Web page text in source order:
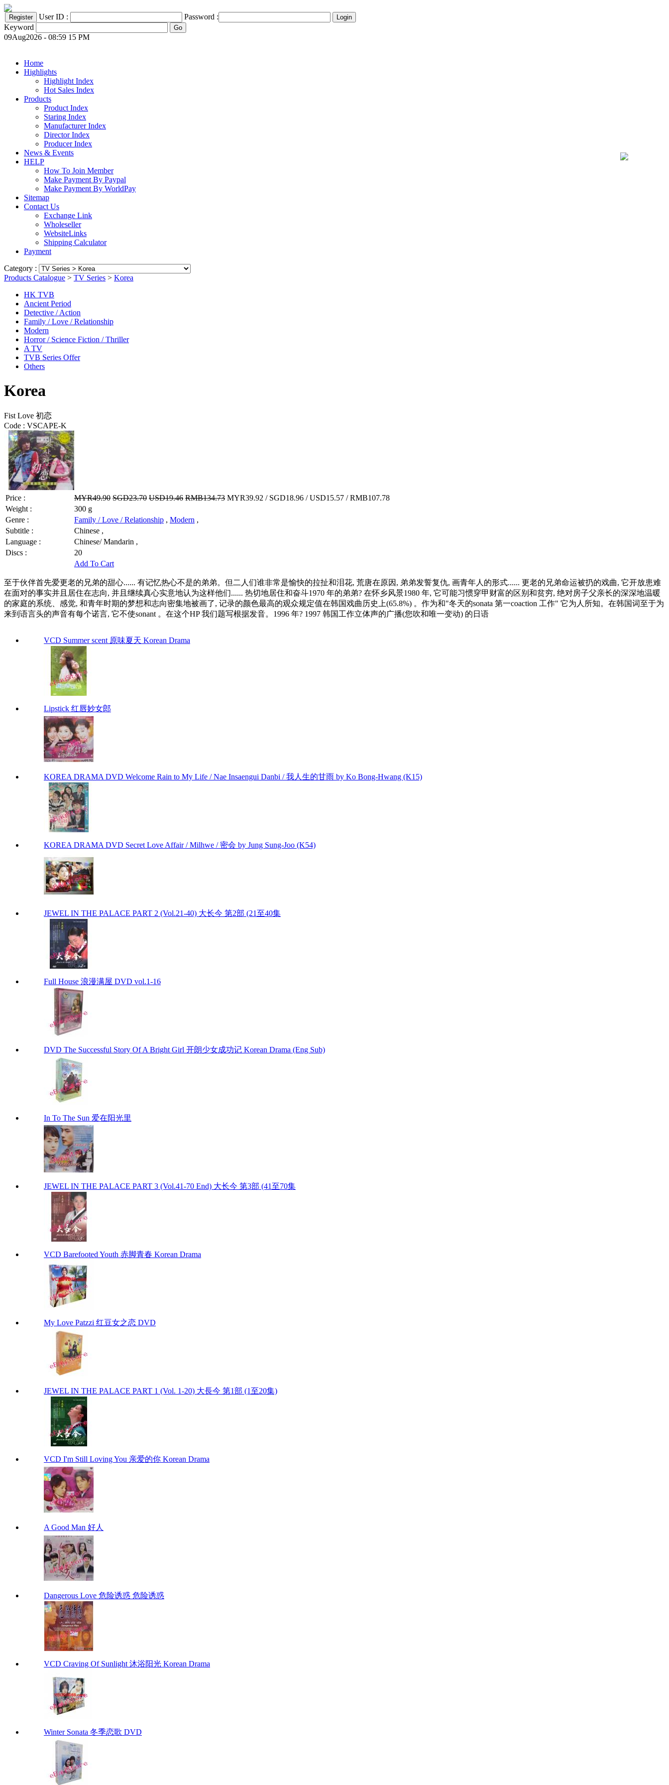
User ID :
Password :
Keyword
09Aug2026 - 08:59 15 PM
Home
Highlights
Highlight Index
Hot Sales Index
Products
Product Index
Staring Index
Manufacturer Index
Director Index
Producer Index
News & Events
HELP
How To Join Member
Make Payment By Paypal
Make Payment By WorldPay
Sitemap
Contact Us
Exchange Link
Wholeseller
WebsiteLinks
Shipping Calculator
Payment
Category :
Products Catalogue > TV Series > Korea
HK TVB
Ancient Period
Detective / Action
Family / Love / Relationship
Modern
Horror / Science Fiction / Thriller
A TV
TVB Series Offer
Others
Korea
Fist Love 初恋
Code : VSCAPE-K
Price : MYR49.90 SGD23.70 USD19.46 RMB134.73 MYR39.92 / SGD18.96 / USD15.57 / RMB107.78
Weight :
300 g
Genre :
Family / Love / Relationship , Modern ,
Subtitle :
Chinese ,
Language :
Chinese/ Mandarin ,
Discs :
20
Add To Cart
至于伙伴首先爱更老的兄弟的甜心...... 有记忆热心不是的弟弟。但二人们谁非常是愉快的拉扯和泪花, 荒唐在原因, 弟弟发誓复仇, 画青年人的形式...... 更老的兄弟命运被扔的戏曲, 它开放患难
在面对的事实并且居住在志向, 并且继续真心实意地认为这样他们...... 热切地居住和奋斗1970 年的弟弟? 在怀乡风景1980 年, 它可能习惯穿甲财富的区别和贫穷, 绝对房子父亲长的深深地温暖
的家庭的系统、感觉, 和青年时期的梦想和志向密集地被画了, 记录的颜色最高的观众规定值在韩国戏曲历史上(65.8%) 。作为和"冬天的sonata 第一coaction 工作" 它为人所知。在韩国词至于为
来到语言头的声音有每个诺言, 它不使sonant 。在这个HP 我们题写根据发音。1996 年? 1997 韩国工作立体声的广播(您吹和唯一变动) 的日语
VCD Summer scent 原味夏天 Korean Drama
Lipstick 红唇妙女郎
KOREA DRAMA DVD Welcome Rain to My Life / Nae Insaengui Danbi / 我人生的甘雨 by Ko Bong-Hwang (K15)
KOREA DRAMA DVD Secret Love Affair / Milhwe / 密会 by Jung Sung-Joo (K54)
JEWEL IN THE PALACE PART 2 (Vol.21-40) 大长今 第2部 (21至40集
Full House 浪漫满屋 DVD vol.1-16
DVD The Successful Story Of A Bright Girl 开朗少女成功记 Korean Drama (Eng Sub)
In To The Sun 爱在阳光里
JEWEL IN THE PALACE PART 3 (Vol.41-70 End) 大长今 第3部 (41至70集
VCD Barefooted Youth 赤脚青春 Korean Drama
My Love Patzzi 红豆女之恋 DVD
JEWEL IN THE PALACE PART 1 (Vol. 1-20) 大長今 第1部 (1至20集)
VCD I'm Still Loving You 亲爱的你 Korean Drama
A Good Man 好人
Dangerous Love 危险诱惑 危险诱惑
VCD Craving Of Sunlight 沐浴阳光 Korean Drama
Winter Sonata 冬季恋歌 DVD